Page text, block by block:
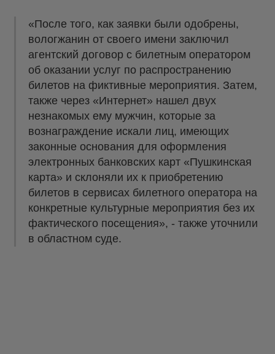
«После того, как заявки были одобрены,
вологжанин от своего имени заключил
агентский договор с билетным оператором
об оказании услуг по распространению
билетов на фиктивные мероприятия. Затем,
также через «Интернет» нашел двух
незнакомых ему мужчин, которые за
вознаграждение искали лиц, имеющих
законные основания для оформления
электронных банковских карт «Пушкинская
карта» и склоняли их к приобретению
билетов в сервисах билетного оператора на
конкретные культурные мероприятия без их
фактического посещения», - также уточнили
в областном суде.